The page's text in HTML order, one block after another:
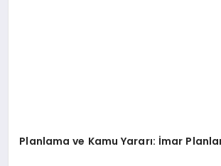
Planlama ve Kamu Yararı: İmar